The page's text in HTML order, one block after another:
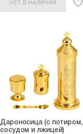
НЕТ В НАЛИЧИИ
Дароносица (с потиром,
сосудом и лжицей)